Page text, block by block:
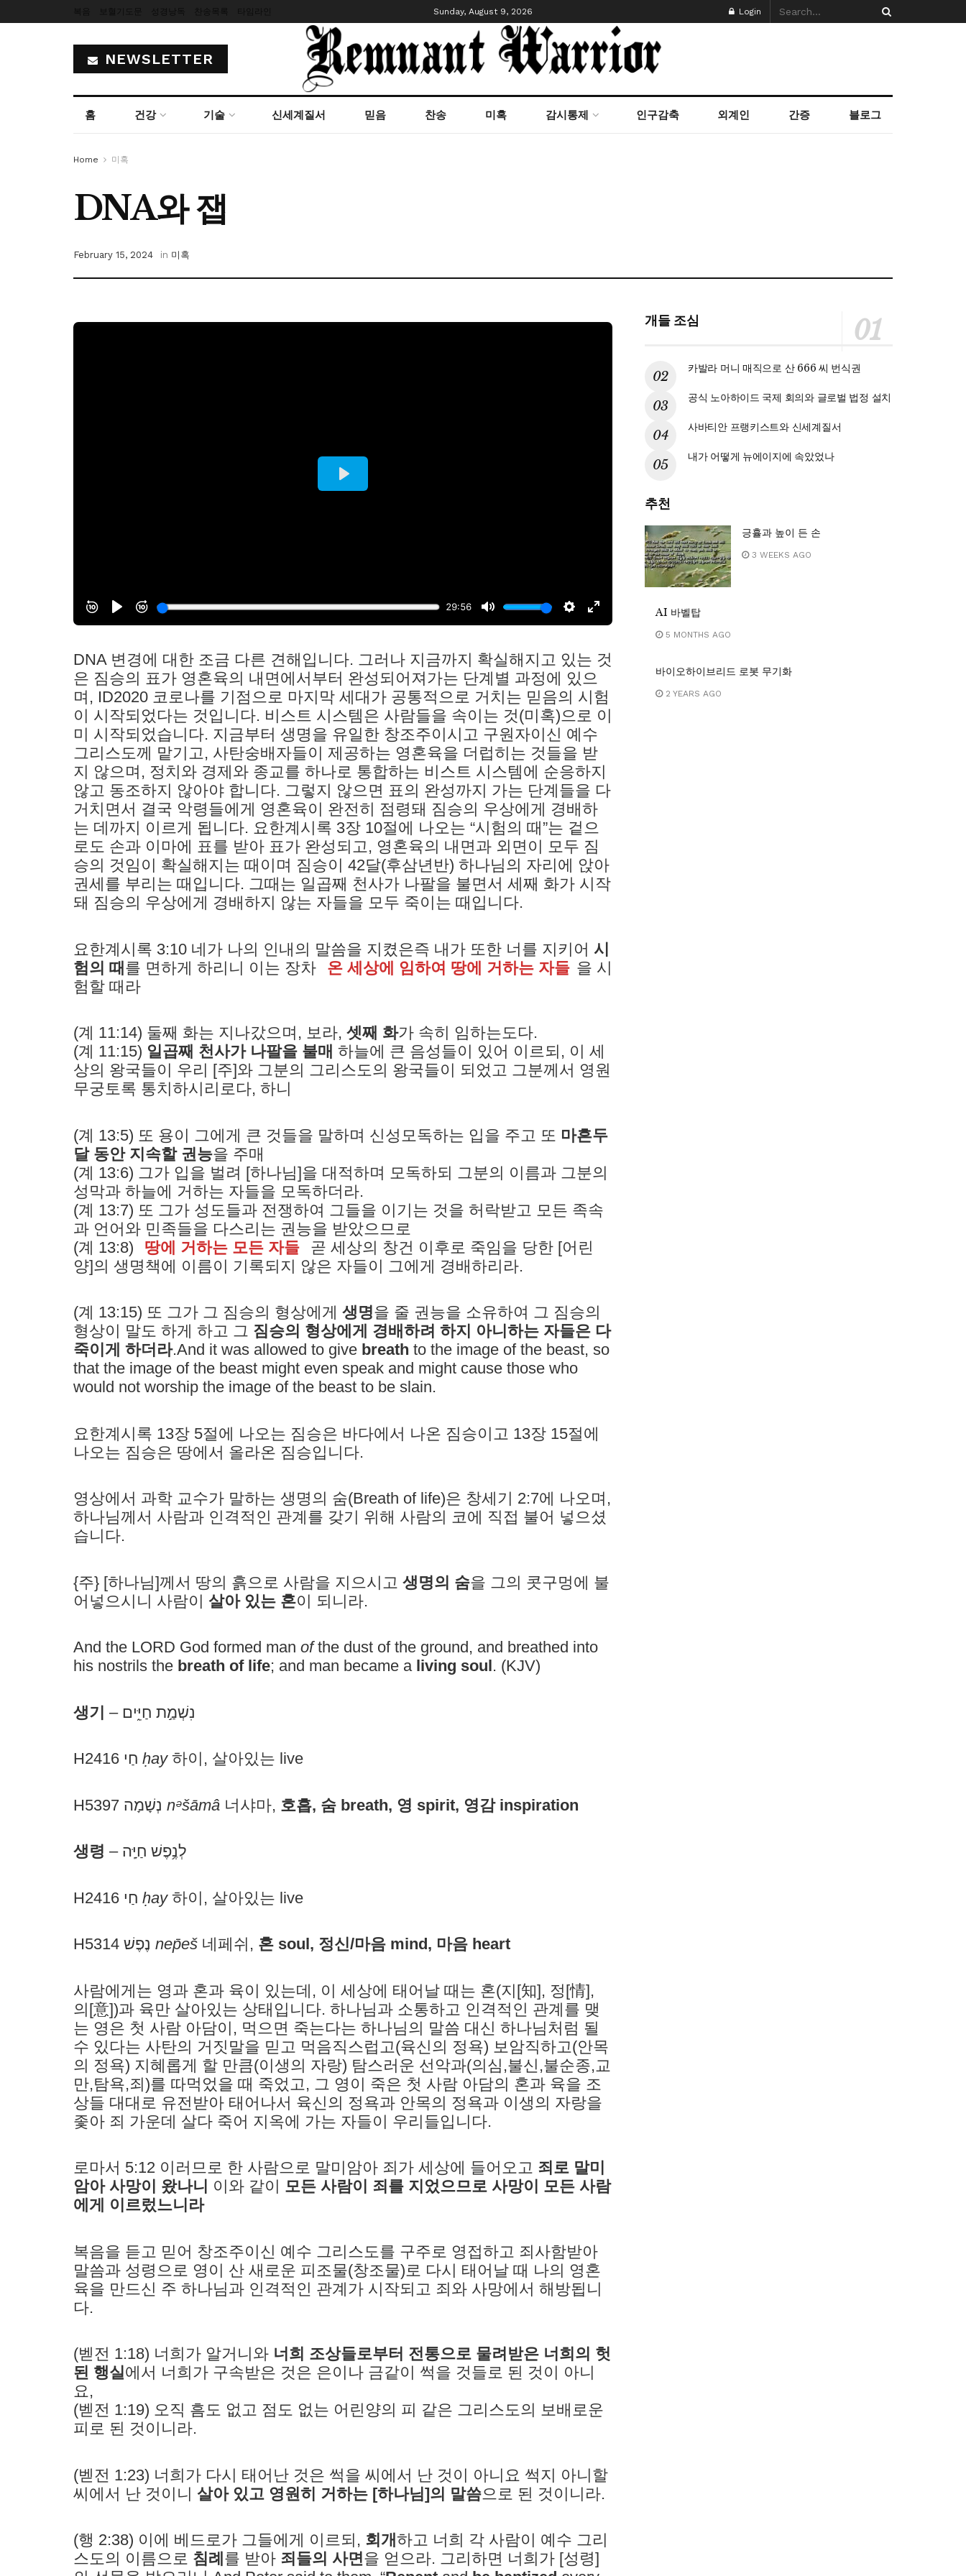
Sunday, August 9, 2026 Login
NEWSLETTER
홈 건강 기술 신세계질서 믿음 찬송 미혹 감시통제 인구감축 외계인 간증 블로그
Home 미혹
DNA와 잽
February 15, 2024 in 미혹
DNA 변경에 대한 조금 다른 견해입니다. 그러나 지금까지 확실해지고 있는 것
은 짐승의 표가 영혼육의 내면에서부터 완성되어져가는 단계별 과정에 있으
며, ID2020 코로나를 기점으로 마지막 세대가 공통적으로 거치는 믿음의 시험
이 시작되었다는 것입니다. 비스트 시스템은 사람들을 속이는 것(미혹)으로 이
미 시작되었습니다. 지금부터 생명을 유일한 창조주이시고 구원자이신 예수
그리스도께 맡기고, 사탄숭배자들이 제공하는 영혼육을 더럽히는 것들을 받
지 않으며, 정치와 경제와 종교를 하나로 통합하는 비스트 시스템에 순응하지
않고 동조하지 않아야 합니다. 그렇지 않으면 표의 완성까지 가는 단계들을 다
거치면서 결국 악령들에게 영혼육이 완전히 점령돼 짐승의 우상에게 경배하
는 데까지 이르게 됩니다. 요한계시록 3장 10절에 나오는 “시험의 때”는 겉으
로도 손과 이마에 표를 받아 표가 완성되고, 영혼육의 내면과 외면이 모두 짐
승의 것임이 확실해지는 때이며 짐승이 42달(후삼년반) 하나님의 자리에 앉아
권세를 부리는 때입니다. 그때는 일곱째 천사가 나팔을 불면서 세째 화가 시작
돼 짐승의 우상에게 경배하지 않는 자들을 모두 죽이는 때입니다.
요한계시록 3:10 네가 나의 인내의 말씀을 지켰은즉 내가 또한 너를 지키어 시
험의 때 를 면하게 하리니 이는 장차 온 세상에 임하여 땅에 거하는 자들 을 시
험할 때라
(계 11:14) 둘째 화는 지나갔으며, 보라, 셋째 화가 속히 임하는도다.
(계 11:15) 일곱째 천사가 나팔을 불매 하늘에 큰 음성들이 있어 이르되, 이 세
상의 왕국들이 우리 [주]와 그분의 그리스도의 왕국들이 되었고 그분께서 영원
무궁토록 통치하시리로다, 하니
(계 13:5) 또 용이 그에게 큰 것들을 말하며 신성모독하는 입을 주고 또 마흔두
달 동안 지속할 권능을 주매
(계 13:6) 그가 입을 벌려 [하나님]을 대적하며 모독하되 그분의 이름과 그분의
성막과 하늘에 거하는 자들을 모독하더라.
(계 13:7) 또 그가 성도들과 전쟁하여 그들을 이기는 것을 허락받고 모든 족속
과 언어와 민족들을 다스리는 권능을 받았으므로
(계 13:8)
땅에 거하는 모든 자들
곧 세상의 창건 이후로 죽임을 당한 [어린
양]의 생명책에 이름이 기록되지 않은 자들이 그에게 경배하리라.
(계 13:15) 또 그가 그 짐승의 형상에게 생명을 줄 권능을 소유하여 그 짐승의
형상이 말도 하게 하고 그 짐승의 형상에게 경배하려 하지 아니하는 자들은 다
죽이게 하더라.And it was allowed to give breath to the image of the beast, so
that the image of the beast might even speak and might cause those who
would not worship the image of the beast to be slain.
요한계시록 13장 5절에 나오는 짐승은 바다에서 나온 짐승이고 13장 15절에
나오는 짐승은 땅에서 올라온 짐승입니다.
영상에서 과학 교수가 말하는 생명의 숨(Breath of life)은 창세기 2:7에 나오며,
하나님께서 사람과 인격적인 관계를 갖기 위해 사람의 코에 직접 불어 넣으셨
습니다.
{주} [하나님]께서 땅의 흙으로 사람을 지으시고 생명의 숨을 그의 콧구멍에 불
어넣으시니 사람이 살아 있는 혼이 되니라.
And the LORD God formed man ofthe dust of the ground, and breathed into
his nostrils the breath of life; and man became a living soul. (KJV)
생기 – נִשְׁמַ֣ת חַיִּ֑ים
ḥay하이, 살아있는 live
nᵊšāmâ 너샤마, 호흡, 숨 breath, 영 spirit, 영감 inspiration
생령 – לְנֶ֥פֶשׁ חַיָּֽה
ḥay하이, 살아있는 live
nep̄eš 네페쉬, 혼 soul, 정신/마음 mind, 마음 heart
사람에게는 영과 혼과 육이 있는데, 이 세상에 태어날 때는 혼(지[知], 정[情],
의[意])과 육만 살아있는 상태입니다. 하나님과 소통하고 인격적인 관계를 맺
는 영은 첫 사람 아담이, 먹으면 죽는다는 하나님의 말씀 대신 하나님처럼 될
수 있다는 사탄의 거짓말을 믿고 먹음직스럽고(육신의 정욕) 보암직하고(안목
의 정욕) 지혜롭게 할 만큼(이생의 자랑) 탐스러운 선악과(의심,불신,불순종,교
만,탐욕,죄)를 따먹었을 때 죽었고, 그 영이 죽은 첫 사람 아담의 혼과 육을 조
상들 대대로 유전받아 태어나서 육신의 정욕과 안목의 정욕과 이생의 자랑을
좇아 죄 가운데 살다 죽어 지옥에 가는 자들이 우리들입니다.
로마서 5:12 이러므로 한 사람으로 말미암아 죄가 세상에 들어오고 죄로 말미
암아 사망이 왔나니 이와 같이 모든 사람이 죄를 지었으므로 사망이 모든 사람
에게 이르렀느니라
복음을 듣고 믿어 창조주이신 예수 그리스도를 구주로 영접하고 죄사함받아
말씀과 성령으로 영이 산 새로운 피조물(창조물)로 다시 태어날 때 나의 영혼
육을 만드신 주 하나님과 인격적인 관계가 시작되고 죄와 사망에서 해방됩니
다.
(벧전 1:18) 너희가 알거니와 너희 조상들로부터 전통으로 물려받은 너희의 헛
된 행실에서 너희가 구속받은 것은 은이나 금같이 썩을 것들로 된 것이 아니
요,
(벧전 1:19) 오직 흠도 없고 점도 없는 어린양의 피 같은 그리스도의 보배로운
피로 된 것이니라.
(벧전 1:23) 너희가 다시 태어난 것은 썩을 씨에서 난 것이 아니요 썩지 아니할
씨에서 난 것이니 살아 있고 영원히 거하는 [하나님]의 말씀으로 된 것이니라.
(행 2:38) 이에 베드로가 그들에게 이르되, 회개하고 너희 각 사람이 예수 그리
스도의 이름으로 침례 를 받아 죄들의 사면을 얻으라. 그리하면 너희가 [성령]
개들 조심
카발라 머니 매직으로 산 666 씨 번식권
공식 노아하이드 국제 회의와 글로벌 법정 설치
사바티안 프랭키스트와 신세계질서
내가 어떻게 뉴에이지에 속았었나
추천
긍휼과 높이 든 손
3 WEEKS AGO
AI 바벨탑
5 MONTHS AGO
바이오하이브리드 로봇 무기화
2 YEARS AGO